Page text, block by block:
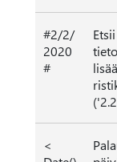
#2/2/
2020
#
<